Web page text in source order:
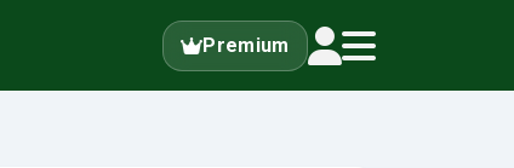
Premium